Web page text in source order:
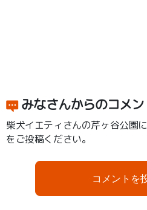
みなさんからのコメ
柴犬イエティさんの芹ヶ谷公園
をご投稿ください。
コメントを